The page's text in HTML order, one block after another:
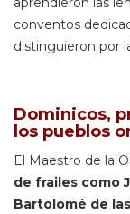
conventos
distinguieron por
Dominicos,
los pueblos
El Maestro de la
de frailes como
Bartolomé de